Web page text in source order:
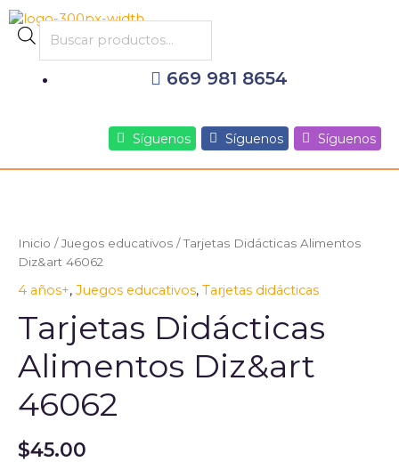
al
contenido
Products
search
669 981 8654
Síguenos Síguenos Síguenos
Inicio /Juegos educativos / Tarjetas Didácticas Alimentos
Diz&art 46062
4 años+, Juegos educativos, Tarjetas didácticas
Tarjetas Didácticas
Alimentos Diz&art
46062
$45.00